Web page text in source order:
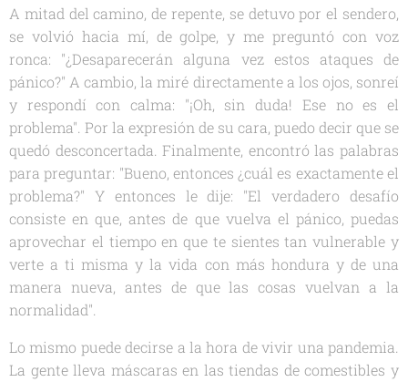
A mitad del camino, de repente, se detuvo por el sendero,
se volvió hacia mí, de golpe, y me preguntó con voz
ronca: "¿Desaparecerán alguna vez estos ataques de
pánico?" A cambio, la miré directamente a los ojos, sonreí
y respondí con calma: "¡Oh, sin duda! Ese no es el
problema". Por la expresión de su cara, puedo decir que se
quedó desconcertada. Finalmente, encontró las palabras
para preguntar: "Bueno, entonces ¿cuál es exactamente el
problema?" Y entonces le dije: "El verdadero desafío
consiste en que, antes de que vuelva el pánico, puedas
aprovechar el tiempo en que te sientes tan vulnerable y
verte a ti misma y la vida con más hondura y de una
manera nueva, antes de que las cosas vuelvan a la
normalidad".
Lo mismo puede decirse a la hora de vivir una pandemia.
La gente lleva máscaras en las tiendas de comestibles y